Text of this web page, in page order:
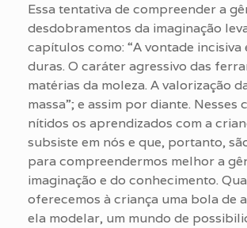
Essa tentativa de compreender a
desdobramentos da imaginação
capítulos como: “A vontade incisiva
duras. O caráter agressivo das
matérias da moleza. A valorização
massa”; e assim por diante. Nesses
nítidos os aprendizados com a
subsiste em nós e que, portanto,
para compreendermos melhor a
imaginação e do conhecimento.
oferecemos à criança uma bola de
ela modelar, um mundo de